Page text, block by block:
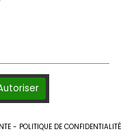
POLITIQUE DE CONFIDENTIALITÉ